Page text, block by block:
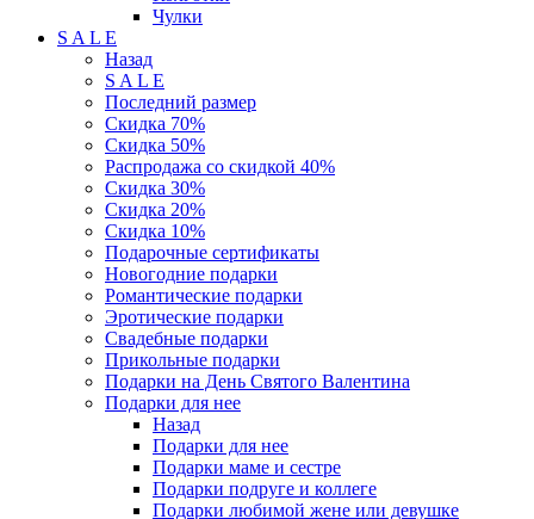
Чулки
S A L E
Назад
S A L E
Последний размер
Скидка 70%
Скидка 50%
Распродажа со скидкой 40%
Скидка 30%
Скидка 20%
Скидка 10%
Подарочные сертификаты
Новогодние подарки
Романтические подарки
Эротические подарки
Свадебные подарки
Прикольные подарки
Подарки на День Святого Валентина
Подарки для нее
Назад
Подарки для нее
Подарки маме и сестре
Подарки подруге и коллеге
Подарки любимой жене или девушке